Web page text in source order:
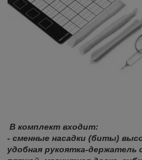
В комплект входит:
- сменные насадки (биты)
удобная рукоятка-